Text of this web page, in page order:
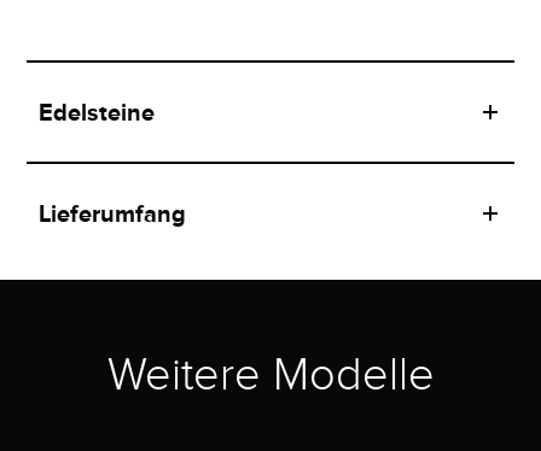
Edelsteine
Lieferumfang
Weitere Modelle